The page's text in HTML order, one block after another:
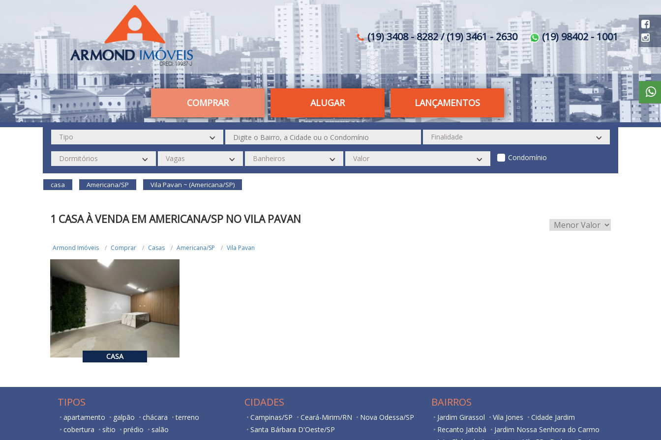
(19) 3408 - 8282 / (19) 3461 - 2630 (19) 98402 - 1001
COMPRAR ALUGAR LANÇAMENTOS
Condomínio
casa Americana/SP Vila Pavan ~ (Americana/SP)
1 CASA À VENDA EM AMERICANA/SP NO VILA PAVAN
Armond Imóveis Comprar Casas Americana/SP Vila Pavan
CASA
R$ 850.000,00
R$ 5.500,00 ALUGUEL
3
TIPOS
apartamento galpão chácara
terreno
cobertura
sítio prédio salão
CIDADES
Campinas/SP Ceará-Mirim/RN
Nova Odessa/SP
Santa Bárbara D'Oeste/SP
BAIRROS
Jardim Girassol Vila Jones
Cidade Jardim
Recanto Jatobá
Jardim Nossa Senhora do Carmo